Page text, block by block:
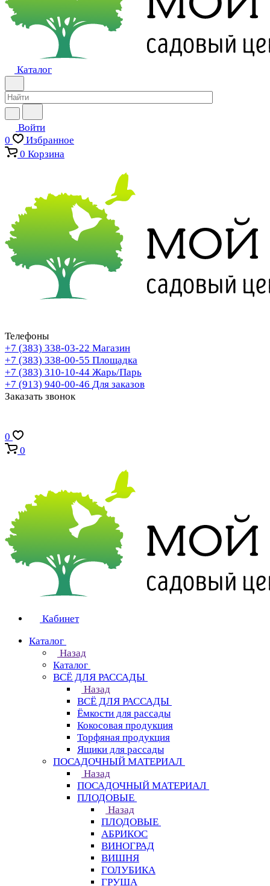
Каталог
Войти
0
Избранное
0 Корзина
Телефоны
+7 (383) 338-03-22 Магазин
+7 (383) 338-00-55 Площадка
+7 (383) 310-10-44 Жарь/Парь
+7 (913) 940-00-46 Для заказов
Заказать звонок
0
0
Кабинет
Каталог
Назад
Каталог
ВСЁ ДЛЯ РАССАДЫ
Назад
ВСЁ ДЛЯ РАССАДЫ
Ёмкости для рассады
Кокосовая продукция
Торфяная продукция
Ящики для рассады
ПОСАДОЧНЫЙ МАТЕРИАЛ
Назад
ПОСАДОЧНЫЙ МАТЕРИАЛ
ПЛОДОВЫЕ
Назад
ПЛОДОВЫЕ
АБРИКОС
ВИНОГРАД
ВИШНЯ
ГОЛУБИКА
ГРУША